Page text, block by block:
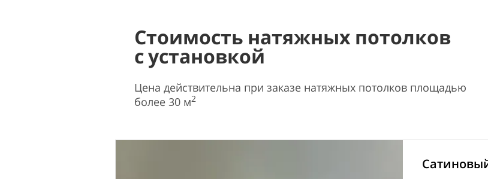
Стоимость натяжных потолков
с установкой
Цена действительна при заказе натяжных потолков площадью
более 30 м2